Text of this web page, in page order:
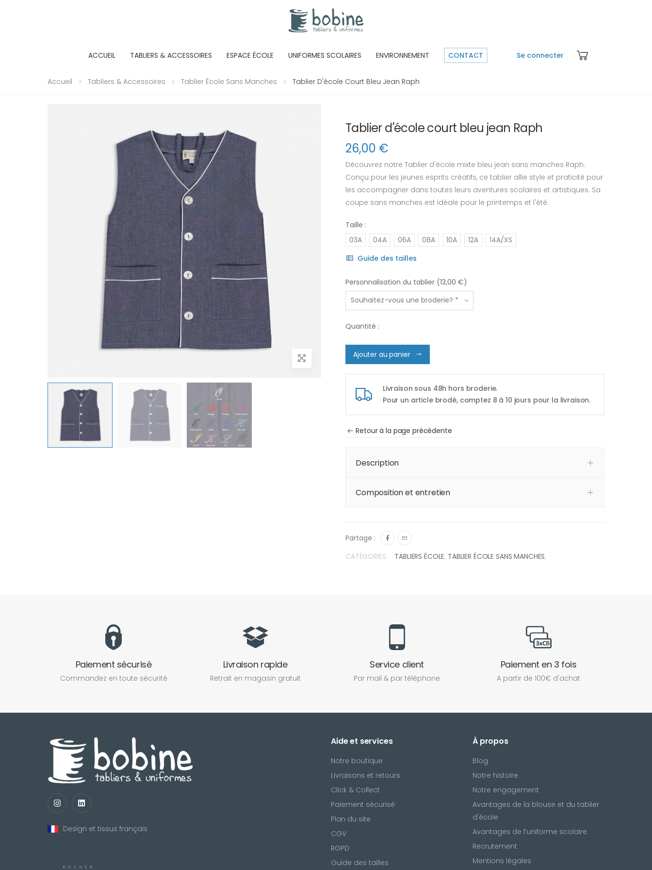
ACCUEIL TABLIERS & ACCESSOIRES ESPACE ÉCOLE UNIFORMES SCOLAIRES ENVIRONNEMENT CONTACT Se connecter
Accueil Tabliers & Accessoires Tablier École Sans Manches Tablier D'école Court Bleu Jean Raph
Tablier d'école court bleu jean Raph
26,00 €
Découvrez notre Tablier d'école mixte bleu jean sans manches Raph.
Conçu pour les jeunes esprits créatifs, ce tablier allie style et praticité pour
les accompagner dans toutes leurs aventures scolaires et artistiques. Sa
coupe sans manches est idéale pour le printemps et l'été.
Taille :
03A
04A 06A 08A 10A 12A
14A/XS
Guide des tailles
Personnalisation du tablier (13,00 €)
Quantité :
Ajouter au panier
Livraison sous 48h hors broderie.
Pour un article brodé, comptez 8 à 10 jours pour la livraison.
Retour à la page précédente
Description
Composition et entretien
Partage :
CATÉGORIES :
TABLIERS ÉCOLE, TABLIER ÉCOLE SANS MANCHES,
Paiement sécurisé
Commandez en toute sécurité
Livraison rapide
Retrait en magasin gratuit
Service client
Par mail & par téléphone
Paiement en 3 fois
A partir de 100€ d'achat
Design et tissus français
Aide et services
Notre boutique
Livraisons et retours
Click & Collect
Paiement sécurisé
Plan du site
CGV
RGPD
Guide des tailles
À propos
Blog
Notre histoire
Notre engagement
Avantages de la blouse et du tablier
d'école
Avantages de l’uniforme scolaire
Recrutement
Mentions légales
Noty